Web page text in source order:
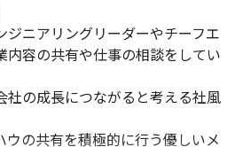
ジニアリングリーダーやチーフエ
内容の共有や仕事の相談をしてい
社の成長につながると考える社風
ウの共有を積極的に行う優しいメ